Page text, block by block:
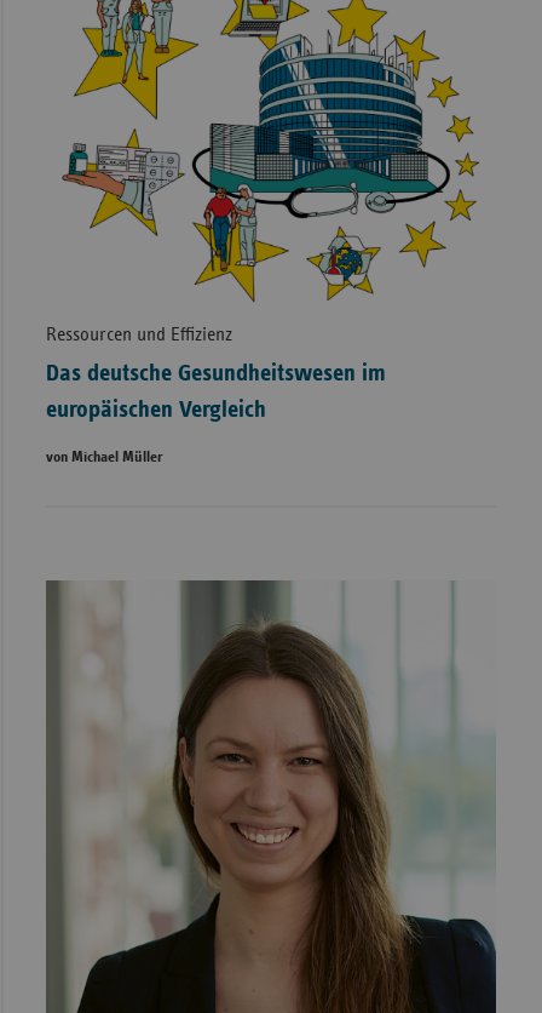
Ressourcen und Effizienz
Das deutsche Gesundheitswesen im
europäischen Vergleich
von Michael Müller